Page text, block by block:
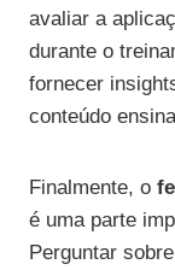
avaliar a
durante o
fornecer
conteúdo
Finalmente, o
é uma parte
Perguntar